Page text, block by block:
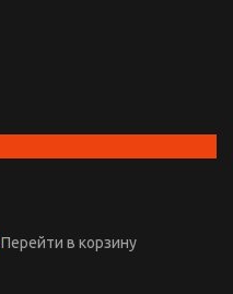
Перейти в корзину